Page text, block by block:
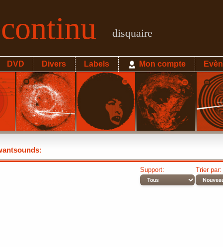
disquaire
DVD Divers Labels Mon compte
Support: Trier par: